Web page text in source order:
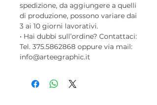
spedizione, da aggiungere a quelli
di produzione, possono variare dai
3 ai 10 giorni lavorativi.
• Hai dubbi sull’ordine? Contattaci:
Tel. 375.5862868 oppure via mail:
info@arteegraphic.it